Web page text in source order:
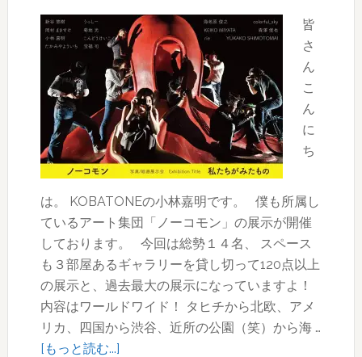
ち
よ
く
夏
の
夕
方
を
歩
こ
う|
ー
コ
モ
ン
2017
皆
さ
ん
こ
ん
に
ち
は。 KOBATONEの小林嘉明です。 僕も所属し
ているアート集団「ノーコモン」の展示が開催
しております。 今回は総勢１４名、 スペース
も３部屋あるギャラリーを貸し切って120点以上
の展示と、過去最大の展示になっていますよ！
内容はワールドワイド！ タヒチから北欧、アメ
リカ、四国から渋谷、近所の公園（笑）から海 …
[もっと読む...]about